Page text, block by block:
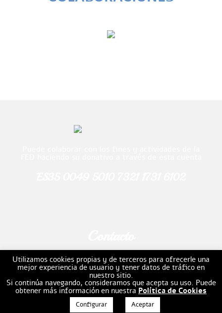
Email:fundacion.escultor.daniel@gmail.com
Teléfono: 941202509
Utilizamos cookies propias y de terceros para ofrecerle una
mejor experiencia de usuario y tener datos de tráfico en
nuestro sitio.
Si continúa navegando, consideramos que acepta su uso. Puede
obtener más información en nuestra Política de Cookies
Configurar Aceptar